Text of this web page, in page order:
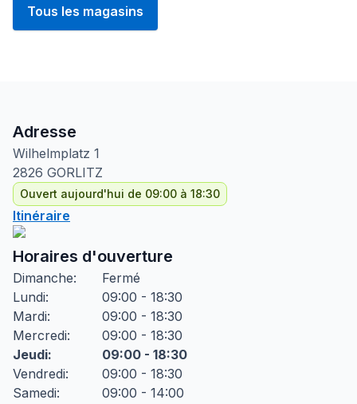
Tous les magasins
Adresse
Wilhelmplatz 1
2826 GORLITZ
Ouvert aujourd'hui de 09:00 à 18:30
Itinéraire
Horaires d'ouverture
Dimanche:
Fermé
Lundi:
09:00 - 18:30
Mardi:
09:00 - 18:30
Mercredi:
09:00 - 18:30
Jeudi:
09:00 - 18:30
Vendredi:
09:00 - 18:30
Samedi: 09:00 - 14:00